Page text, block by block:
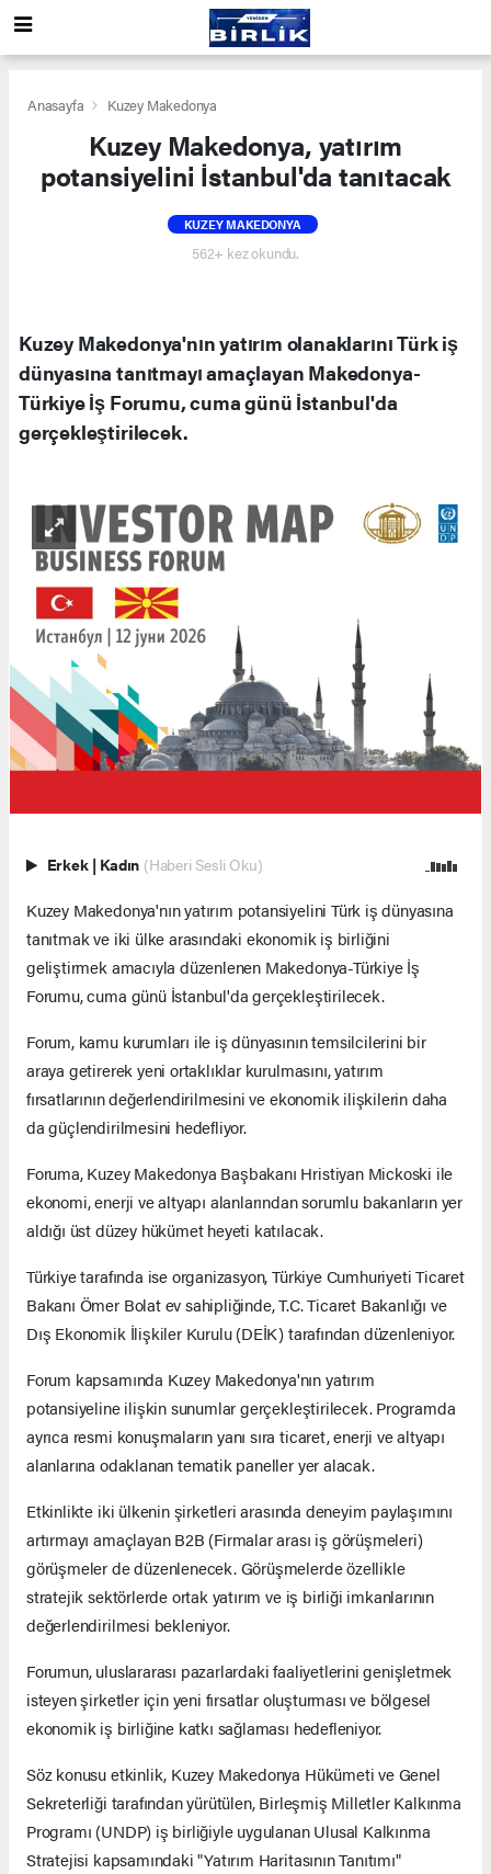
Anasayfa Kuzey Makedonya
Kuzey Makedonya, yatırım
potansiyelini İstanbul'da tanıtacak
KUZEY MAKEDONYA
562+ kez okundu.
Kuzey Makedonya'nın yatırım olanaklarını Türk iş
dünyasına tanıtmayı amaçlayan Makedonya-
Türkiye İş Forumu, cuma günü İstanbul'da
gerçekleştirilecek.
Erkek | Kadın (Haberi Sesli Oku)
Kuzey Makedonya'nın yatırım potansiyelini Türk iş dünyasına
tanıtmak ve iki ülke arasındaki ekonomik iş birliğini
geliştirmek amacıyla düzenlenen Makedonya-Türkiye İş
Forumu, cuma günü İstanbul'da gerçekleştirilecek.
Forum, kamu kurumları ile iş dünyasının temsilcilerini bir
araya getirerek yeni ortaklıklar kurulmasını, yatırım
fırsatlarının değerlendirilmesini ve ekonomik ilişkilerin daha
da güçlendirilmesini hedefliyor.
Foruma, Kuzey Makedonya Başbakanı Hristiyan Mickoski ile
ekonomi, enerji ve altyapı alanlarından sorumlu bakanların yer
aldığı üst düzey hükümet heyeti katılacak.
Türkiye tarafında ise organizasyon, Türkiye Cumhuriyeti Ticaret
Bakanı Ömer Bolat ev sahipliğinde, T.C. Ticaret Bakanlığı ve
Dış Ekonomik İlişkiler Kurulu (DEİK) tarafından düzenleniyor.
Forum kapsamında Kuzey Makedonya'nın yatırım
potansiyeline ilişkin sunumlar gerçekleştirilecek. Programda
ayrıca resmi konuşmaların yanı sıra ticaret, enerji ve altyapı
alanlarına odaklanan tematik paneller yer alacak.
Etkinlikte iki ülkenin şirketleri arasında deneyim paylaşımını
artırmayı amaçlayan B2B (Firmalar arası iş görüşmeleri)
görüşmeler de düzenlenecek. Görüşmelerde özellikle
stratejik sektörlerde ortak yatırım ve iş birliği imkanlarının
değerlendirilmesi bekleniyor.
Forumun, uluslararası pazarlardaki faaliyetlerini genişletmek
isteyen şirketler için yeni fırsatlar oluşturması ve bölgesel
ekonomik iş birliğine katkı sağlaması hedefleniyor.
Söz konusu etkinlik, Kuzey Makedonya Hükümeti ve Genel
Sekreterliği tarafından yürütülen, Birleşmiş Milletler Kalkınma
Programı (UNDP) iş birliğiyle uygulanan Ulusal Kalkınma
Stratejisi kapsamındaki "Yatırım Haritasının Tanıtımı"